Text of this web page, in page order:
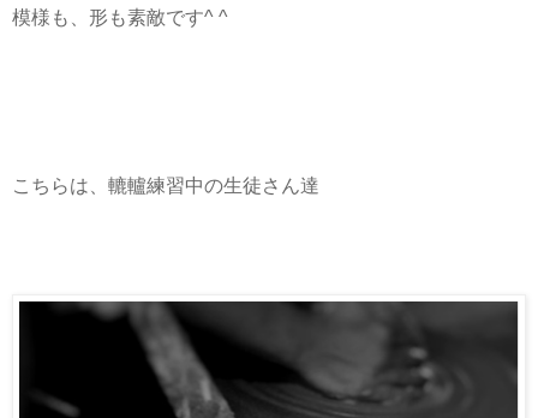
模様も、形も素敵です^ ^
こちらは、轆轤練習中の生徒さん達